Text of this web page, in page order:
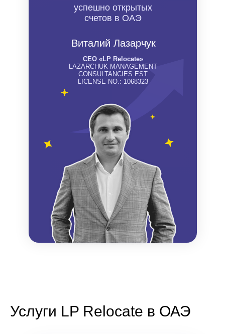
успешно открытых
счетов в ОАЭ
СЕО «LP Relocate»
LAZARCHUK MANAGEMENT
CONSULTANCIES EST
LICENSE NO.: 1068323
Виталий Лазарчук
Услуги LP Relocate в ОАЭ